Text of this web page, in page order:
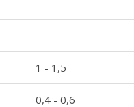
1 - 1,5
0,4 - 0,6